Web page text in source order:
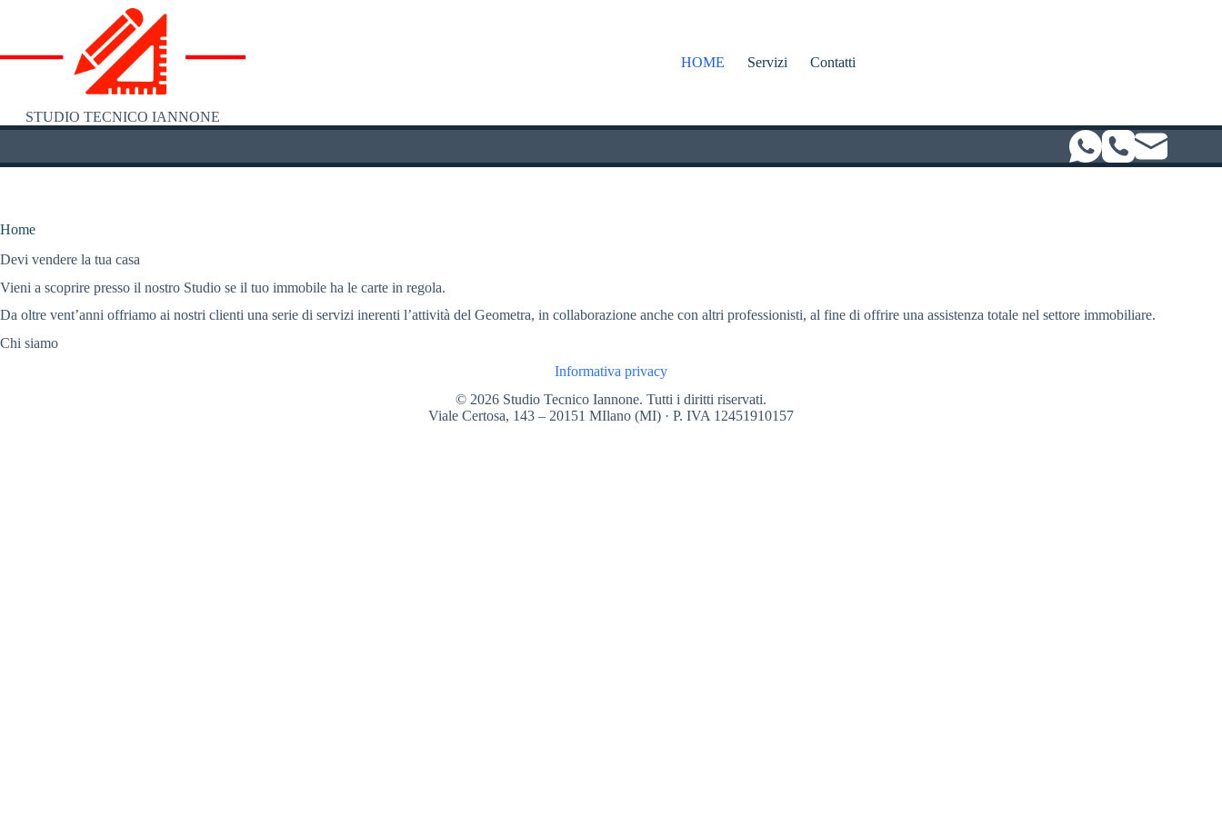
STUDIO TECNICO IANNONE
HOME Servizi Contatti
Home
Devi vendere la tua casa
Vieni a scoprire presso il nostro Studio se il tuo immobile ha le carte in regola.
Da oltre vent’anni offriamo ai nostri clienti una serie di servizi inerenti l’attività del Geometra, in collaborazione anche con altri professionisti, al fine di offrire una assistenza totale nel settore immobiliare.
Chi siamo
Informativa privacy
© 2026 Studio Tecnico Iannone. Tutti i diritti riservati.
Viale Certosa, 143 – 20151 MIlano (MI) · P. IVA 12451910157